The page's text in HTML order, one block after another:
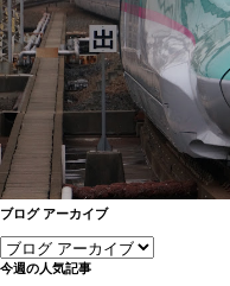
ブログ アーカイブ
今週の人気記事